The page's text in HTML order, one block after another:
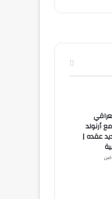
أرنولد
عقده |